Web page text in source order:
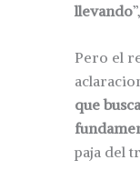
llevando
Pero el
que
paja del